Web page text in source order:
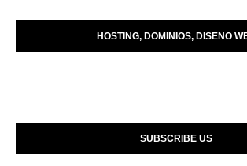
HOSTING, DOMINIOS, DISENO
SUBSCRIBE US